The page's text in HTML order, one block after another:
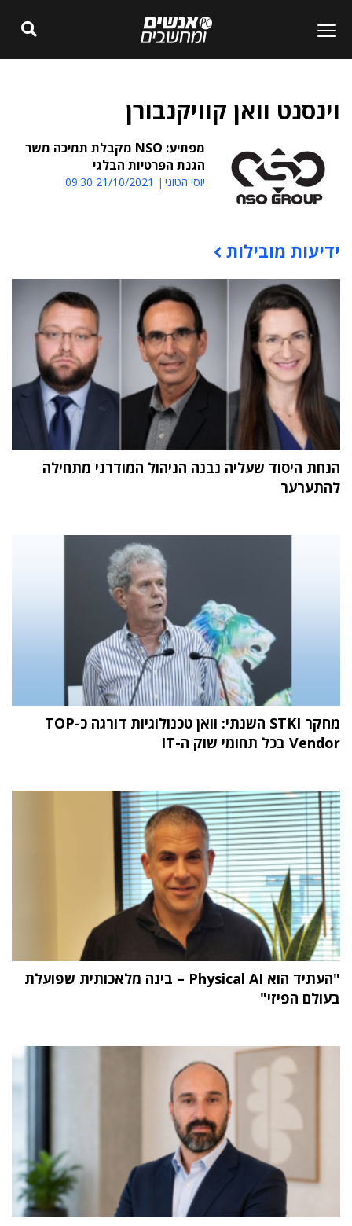
וינסנט וואן קוויקנבורן
מפתיע: NSO מקבלת תמיכה משר
הגנת הפרטיות הבלגי
יוסי הטוני 21/10/2021 09:30
תוכן פרסומי
ידיעות מובילות
הנחת היסוד שעליה נבנה הניהול המודרני מתחילה
להתערער
מחקר STKI השנתי: וואן טכנולוגיות דורגה כ-TOP
Vendor בכל תחומי שוק ה-IT
"העתיד הוא Physical AI – בינה מלאכותית שפועלת
בעולם הפיזי"